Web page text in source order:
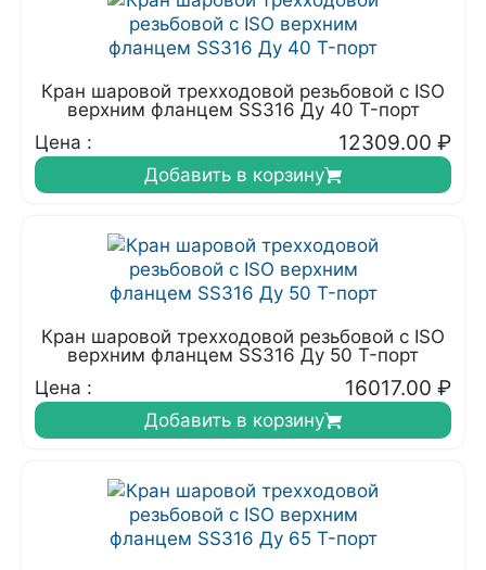
Кран шаровой трехходовой резьбовой с ISO
верхним фланцем SS316 Ду 40 T-порт
Цена :
12309.00 ₽
Добавить в корзину
Кран шаровой трехходовой резьбовой с ISO
верхним фланцем SS316 Ду 50 T-порт
Цена :
16017.00 ₽
Добавить в корзину